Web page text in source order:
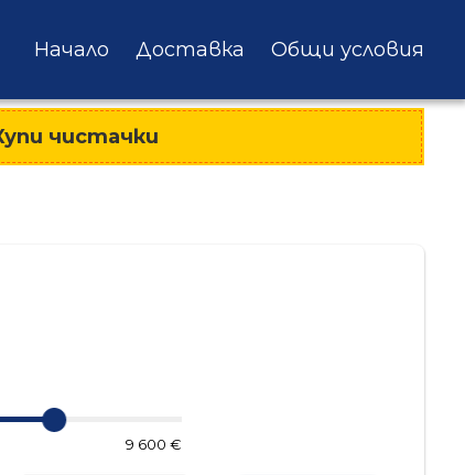
Начало Доставка Общи условия
чистачки
9 600 €